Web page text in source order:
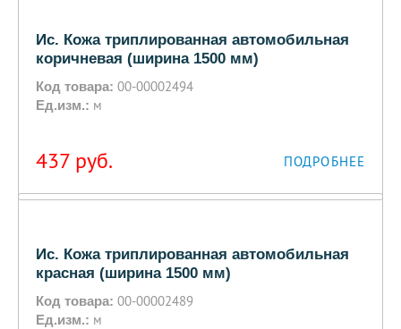
Ис. Кожа триплированная автомобильная
коричневая (ширина 1500 мм)
Код товара: 00-00002494
Ед.изм.: м
437 руб. ПОДРОБНЕЕ
Ис. Кожа триплированная автомобильная
красная (ширина 1500 мм)
Код товара: 00-00002489
Ед.изм.: м